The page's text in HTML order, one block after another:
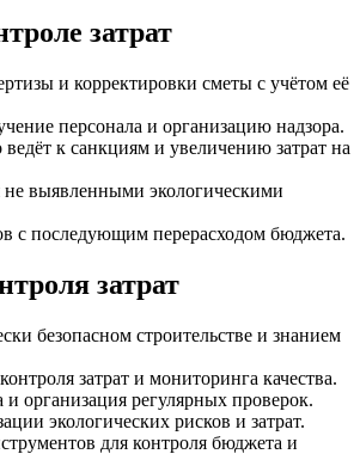
затрат
и корректировки сметы с учётом её
персонала и организацию надзора.
к санкциям и увеличению затрат на
не выявленными экологическими
с последующим перерасходом бюджета.
затрат
безопасном строительстве и знанием
затрат и мониторинга качества.
организация регулярных проверок.
экологических рисков и затрат.
для контроля бюджета и